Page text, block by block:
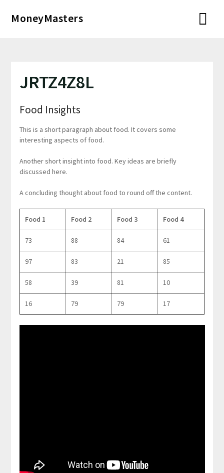
MoneyMasters
JRTZ4Z8L
Food Insights
This is a short paragraph about food. It covers some
interesting aspects of food.
Another short insight into food. Key ideas are briefly
discussed here.
A concluding thought about food to round off the content.
Food 1 Food 2 Food 3 Food 4
73 88 84 61
97 83 21 85
58 39 81 10
16 79 79 17